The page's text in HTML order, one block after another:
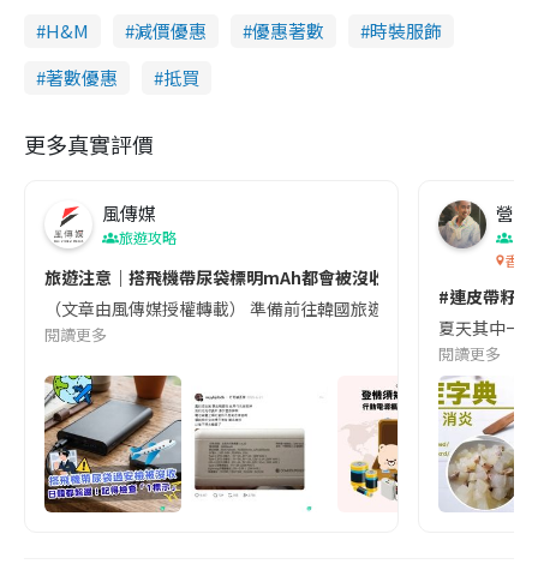
H&M 減價優惠 優惠著數
時裝服飾
著數優惠
抵買
更多真實評價
風傳媒
旅遊攻略
旅遊注意｜搭飛機帶尿袋標明mAh都會被沒收😱出發前切記檢查
（文章由風傳媒授權轉載） 準備前往韓國旅遊的民眾，近期要
閱讀更多
營養
香港
#連皮帶籽
夏天其中一
閱讀更多